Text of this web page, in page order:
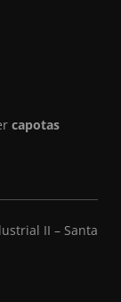
capotas
II – Santa